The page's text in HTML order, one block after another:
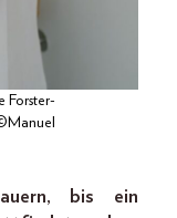
Forster-
bis ein